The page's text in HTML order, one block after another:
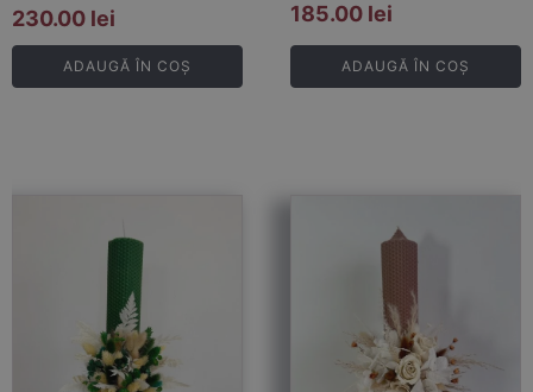
230.00 lei
ADAUGĂ ÎN COȘ
185.00 lei
ADAUGĂ ÎN COȘ